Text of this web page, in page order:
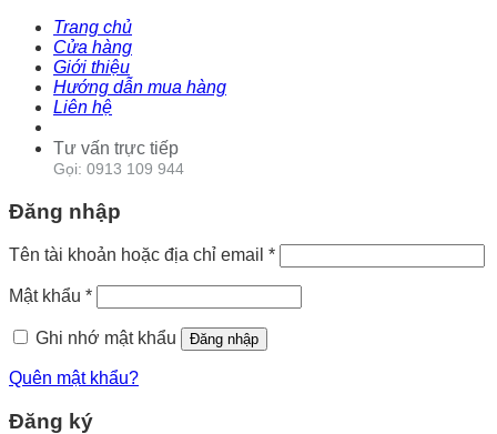
Trang chủ
Cửa hàng
Giới thiệu
Hướng dẫn mua hàng
Liên hệ
Tư vấn trực tiếp
Gọi: 0913 109 944
Đăng nhập
Tên tài khoản hoặc địa chỉ email *
Mật khẩu *
Ghi nhớ mật khẩu Đăng nhập
Quên mật khẩu?
Đăng ký